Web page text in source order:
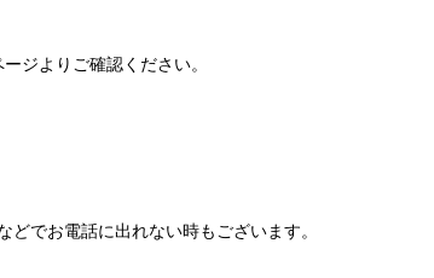
ジよりご確認ください。
でお電話に出れない時もございます。